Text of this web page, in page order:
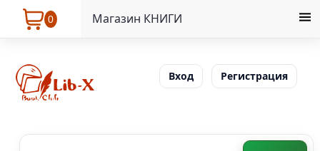
0 Магазин КНИГИ
Вход Регистрация